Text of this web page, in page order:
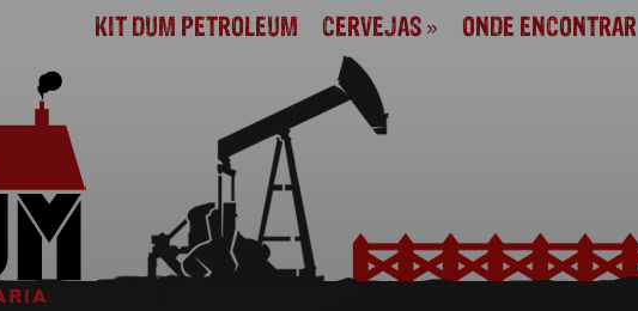
KIT DUM PETROLEUM CERVEJAS » ONDE ENCONTRAR